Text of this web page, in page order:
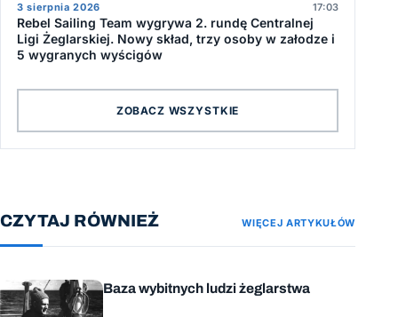
3 sierpnia 2026 17:03
Rebel Sailing Team wygrywa 2. rundę Centralnej
Ligi Żeglarskiej. Nowy skład, trzy osoby w załodze i
5 wygranych wyścigów
ZOBACZ WSZYSTKIE
CZYTAJ RÓWNIEŻ WIĘCEJ ARTYKUŁÓW
Baza wybitnych ludzi żeglarstwa